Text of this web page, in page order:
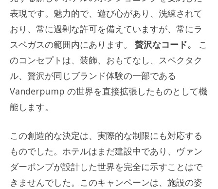
表現です。魅力的で、遊び心があり、洗練されて
おり、常に過剰な許可を備えていますが、常にラ
スベガスの範囲内にあります。 贅沢なコード。
こ
のコンセプトは、装飾、おもてなし、スペクタク
ル、贅沢が同じブランド体験の一部である
Vanderpump の世界を直接拡張したものとして機
能します。
この創造的な決定は、実際的な制限にも対応する
ものでした。ホテルはまだ建設中であり、ヴァン
ダーポンプが設計した世界を完全に示すことはで
きませんでした。このキャンペーンは、施設の姿